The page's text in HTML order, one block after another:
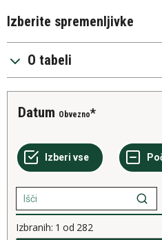
Izberite spremenljivke
O tabeli
Datum Obvezno
Izbranih: 1 od 282